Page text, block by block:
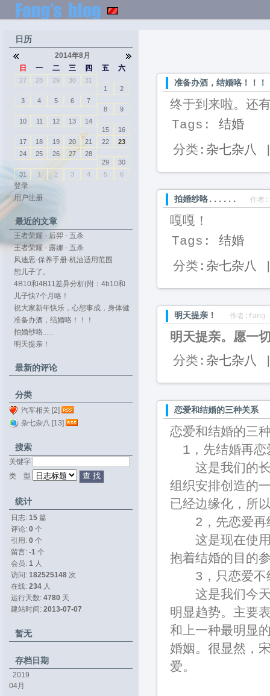
准备办酒，结婚咯！！！
终于到来啦。还
Tags: 结婚
分类: 杂七杂八
拍婚纱咯...... 作者
嘎嘎！
Tags: 结婚
分类: 杂七杂八
明天提亲！ 作者:fang
明天提亲。愿一
分类: 杂七杂八
恋爱和结婚的三种关系
恋爱和结婚的三
1，先结婚再恋
这是我们的长
组织安排创造的
已经边缘化，所
2，先恋爱再
这是现在使用
抱着结婚的目的
3，只恋爱不
这是我们今天
明显趋势。主要
和上一种最明显
婚姻。很显然，
爱。
日历
2014年8月
日
一 二 三 四 五 六
27 28 29 30
31
1
2
3
4 5 6
7
8
9
10
11 12 13
14
15
16
17
18 19 20 21 22
23
24
25 26 27
28
29
30
31
1 2 3 4 5 6
登录
用户注册
最近的文章
王者荣耀 - 后羿 - 五杀
王者荣耀 - 露娜 - 五杀
风迪思-保养手册-机油适用范围
想儿子了。
4B10和4B11差异分析(附：4b10和
4b11...
儿子快7个月咯！
祝大家新年快乐，心想事成，身体健
康。
准备办酒，结婚咯！！！
拍婚纱咯......
明天提亲！
最新的评论
分类
汽车相关 [2]
杂七杂八 [13]
搜索
关键字
类 型
统计
日志: 15 篇
评论: 0 个
引用: 0 个
留言: -1 个
会员: 1 人
访问: 182525148 次
在线: 234 人
运行天数: 4780 天
建站时间: 2013-07-07
暂无
存档日期
2019
04月